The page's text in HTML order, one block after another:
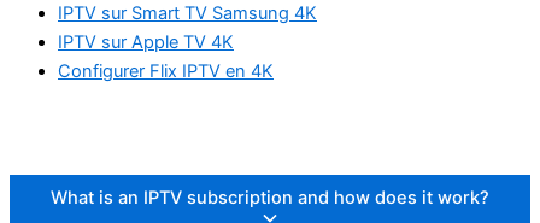
IPTV sur Smart TV Samsung 4K
IPTV sur Apple TV 4K
Configurer Flix IPTV en 4K
What is an IPTV subscription and how does it work?